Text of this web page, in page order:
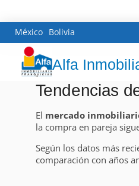
México Bolivia
Alfa
Tendencias
El mercado
la compra en pareja
Según los datos más
comparación con años